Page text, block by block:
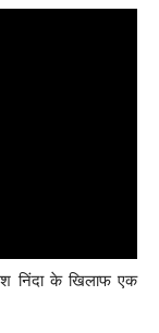
निंदा के खिलाफ एक